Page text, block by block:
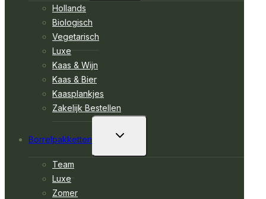
Hollands
Biologisch
Vegetarisch
Luxe
Kaas & Wijn
Kaas & Bier
Kaasplankjes
Zakelijk Bestellen
Borrelpakketten
TOGGLE
SUBMENU
Team
Luxe
Zomer